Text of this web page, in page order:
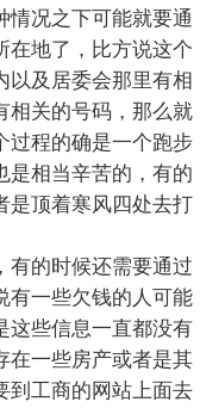
情况之下可能就要通
在地了，比方说这个
以及居委会那里有相
相关的号码，那么就
过程的确是一个跑步
是相当辛苦的，有的
是顶着寒风四处去打
有的时候还需要通过
有一些欠钱的人可能
这些信息一直都没有
在一些房产或者是其
到工商的网站上面去